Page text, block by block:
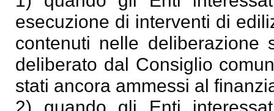
esecuzione di interventi di
contenuti nelle deliberazione
deliberato dal Consiglio
stati ancora ammessi al
2) quando gli Enti